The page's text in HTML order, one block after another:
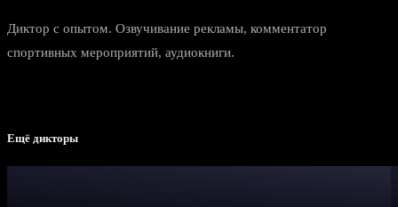
Диктор с опытом. Озвучивание рекламы, комментатор
спортивных мероприятий, аудиокниги.
Ещё дикторы